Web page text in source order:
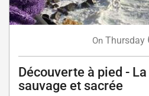
On Thursday
Découverte à pied -
sauvage et sacrée